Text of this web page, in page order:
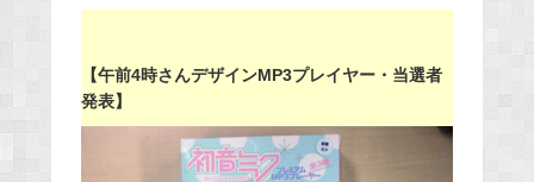
【午前4時さんデザインMP3プレイヤー・当選者
発表】